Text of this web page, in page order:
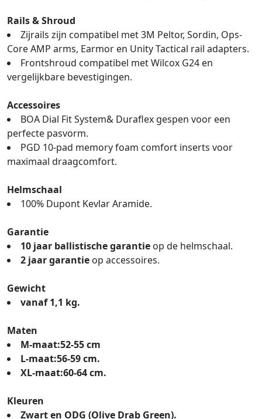
Rails & Shroud
Zijrails zijn compatibel met 3M Peltor, Sordin, Ops-
Core AMP arms, Earmor en Unity Tactical rail adapters.
Frontshroud compatibel met Wilcox G24 en
vergelijkbare bevestigingen.
Accessoires
BOA Dial Fit System& Duraflex gespen voor een
perfecte pasvorm.
PGD 10-pad memory foam comfort inserts voor
maximaal draagcomfort.
Helmschaal
100% Dupont Kevlar Aramide.
Garantie
10 jaar ballistische garantie op de helmschaal.
2 jaar garantie op accessoires.
Gewicht
vanaf 1,1 kg.
Maten
M-maat:52-55 cm
L-maat:56-59 cm.
XL-maat:60-64 cm.
Kleuren
Zwart en ODG (Olive Drab Green).